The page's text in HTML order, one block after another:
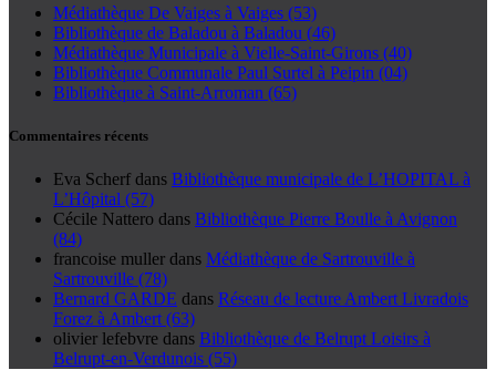
Médiathèque De Vaiges à Vaiges (53)
Bibliothèque de Baladou à Baladou (46)
Médiathèque Municipale à Vielle-Saint-Girons (40)
Bibliothèque Communale Paul Surtel à Peipin (04)
Bibliothèque à Saint-Arroman (65)
Commentaires récents
Eva Scherf dans Bibliothèque municipale de L’HOPITAL à
L’Hôpital (57)
Cécile Nattero dans Bibliothèque Pierre Boulle à Avignon
(84)
francoise muller dans Médiathèque de Sartrouville à
Sartrouville (78)
Bernard GARDE dans Réseau de lecture Ambert Livradois
Forez à Ambert (63)
olivier lefebvre dans Bibliothèque de Belrupt Loisirs à
Belrupt-en-Verdunois (55)